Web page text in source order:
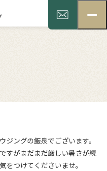
ジングの飯泉でございます。
すがまだまだ厳しい暑さが続
をつけてくださいませ。